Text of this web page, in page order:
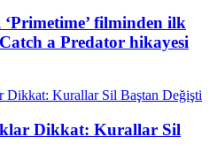
‘Primetime’ filminden ilk
a Predator hikayesi
Dikkat: Kurallar Sil